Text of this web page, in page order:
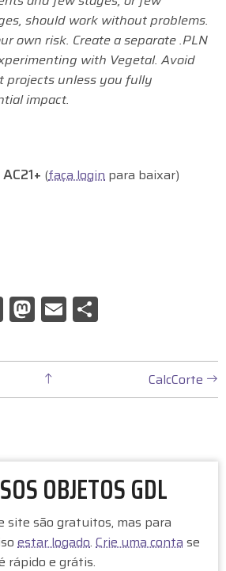
should work without problems.
own risk. Create a separate .PLN
with Vegetal. Avoid
projects unless you fully
impact.
(faça login para baixar)
X M
a
st
o
d
n
E
m
ai ar
CalcCorte
OBJETOS GDL
site são gratuitos, mas para
estar logado. Crie uma conta se
rápido e grátis.